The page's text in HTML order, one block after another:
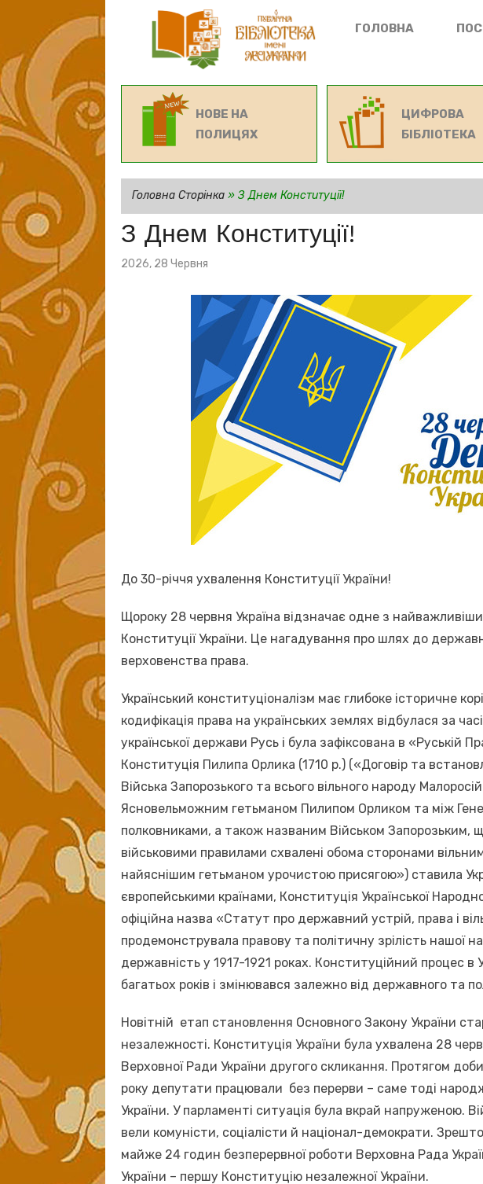
ГОЛОВНА
НОВЕ НА
ПОЛИЦЯХ
ЦИФРОВА
БІБЛІОТЕКА
Головна Сторінка» З Днем Конституції!
З Днем Конституції!
Posted
2026, 28 Червня
До 30-річчя ухвалення Конституції України!
Щороку 28 червня Україна відзначає одне з
Конституції України. Це нагадування про шлях до
верховенства права.
Український конституціоналізм має глибоке історичне
кодифікація права на українських землях відбулася за
української держави Русь і була зафіксована в «Руській
Конституція Пилипа Орлика (1710 р.) («Договір та
Війська Запорозького та всього вільного народу
Ясновельможним гетьманом Пилипом Орликом та між
полковниками, а також названим Військом Запорозьким,
військовими правилами схвалені обома сторонами
найяснішим гетьманом урочистою присягою») ставила
європейськими країнами, Конституція Української
офіційна назва «Статут про державний устрій, права і
продемонструвала правову та політичну зрілість нашої
державність у 1917-1921 роках. Конституційний процес в
багатьох років і змінювався залежно від державного та
Новітній етап становлення Основного Закону України
незалежності. Конституція України була ухвалена 28
Верховної Ради України другого скликання. Протягом
року депутати працювали без перерви – саме тоді
України. У парламенті ситуація була вкрай напруженою.
вели комуністи, соціалісти й націонал-демократи.
майже 24 годин безперервної роботи Верховна Рада
України – першу Конституцію незалежної України.